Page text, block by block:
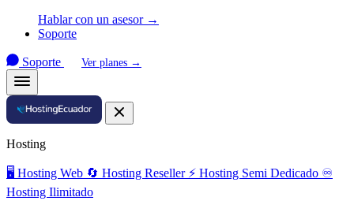
Hablar con un asesor →
Soporte
Soporte Ver planes →
Hosting
🖥️ Hosting Web 🔄 Hosting Reseller ⚡ Hosting Semi Dedicado ♾️
Hosting Ilimitado